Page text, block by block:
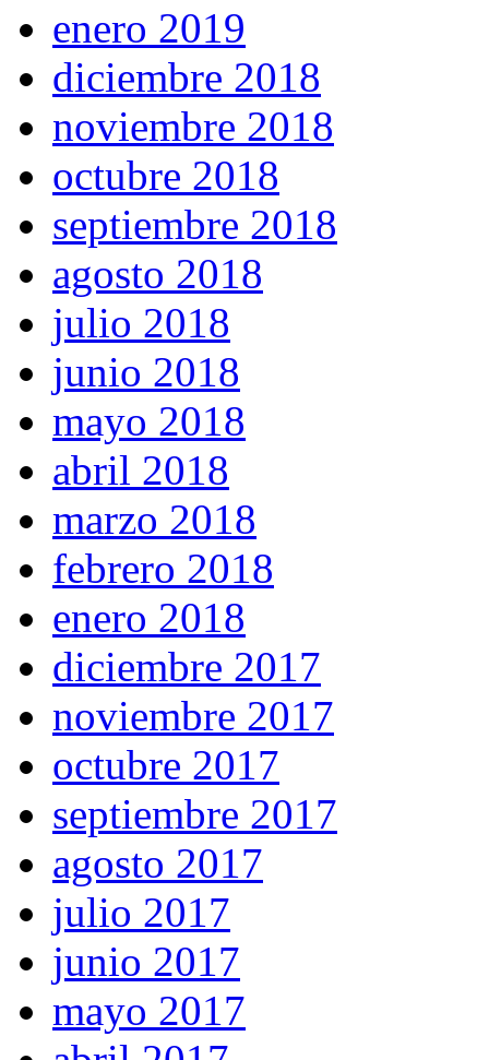
enero 2019
diciembre 2018
noviembre 2018
octubre 2018
septiembre 2018
agosto 2018
julio 2018
junio 2018
mayo 2018
abril 2018
marzo 2018
febrero 2018
enero 2018
diciembre 2017
noviembre 2017
octubre 2017
septiembre 2017
agosto 2017
julio 2017
junio 2017
mayo 2017